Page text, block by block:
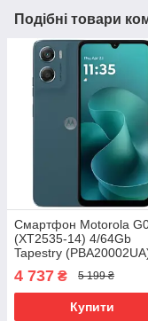
Подібні товари
Смартфон Motorola
(XT2535-14) 4/64Gb
Tapestry
4 737 ₴ 5 199 ₴
Купити